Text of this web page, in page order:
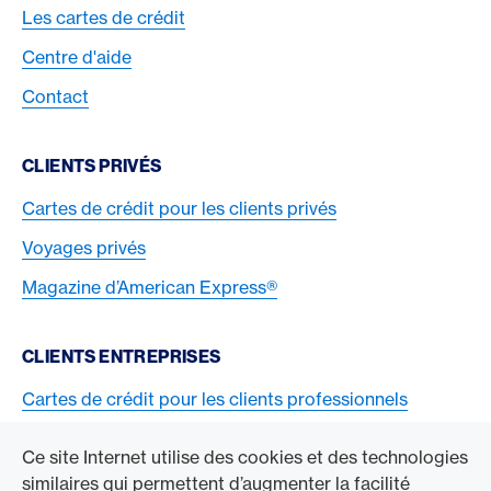
Ce site Internet utilise des cookies et des technologies
similaires qui permettent d’augmenter la facilité
Les cartes de crédit
Centre d'aide
Contact
CLIENTS PRIVÉS
Cartes de crédit pour les clients privés
Voyages privés
Magazine d’American Express®
CLIENTS ENTREPRISES
Cartes de crédit pour les clients professionnels